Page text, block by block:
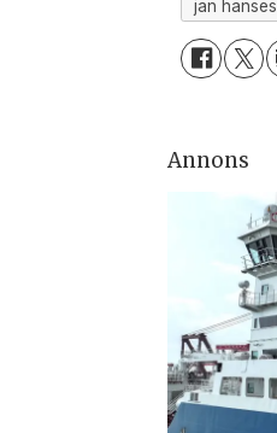
jan hanses
Annons